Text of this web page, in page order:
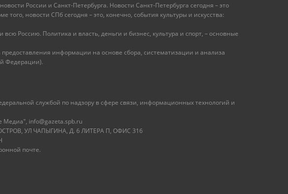
России и Санкт-Петербурга. Новости Санкт-Петербурга сегодня – это
новости СПб сегодня – это, конечно, события культуры и искусства:
Россию. Политика и власть, деньги и бизнес, культура и спорт, – основные
информации на основе сбора, систематизации и анализа
Федерации).
службой по надзору в сфере связи, информационных технологий и
Медиа", info@gazeta.spb.ru
УЛ ЧАПЫГИНА, Д. 6 ЛИТЕРА П, ОФИС 316
почте.